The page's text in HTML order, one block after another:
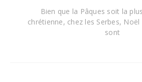
Bien que la Pâques soit la
chrétienne, chez les Serbes,
sont